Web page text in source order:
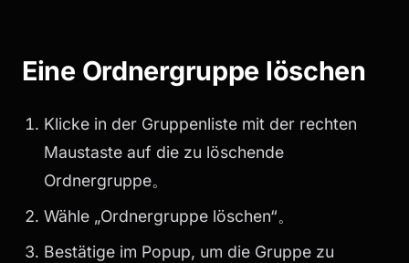
Eine Ordnergruppe löschen
Klicke in der Gruppenliste mit der rechten
Maustaste auf die zu löschende
Ordnergruppe。
Wähle „Ordnergruppe löschen“。
Bestätige im Popup, um die Gruppe zu